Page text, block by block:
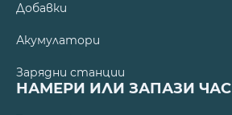
Добавки
Акумулатори
Зарядни станции
НАМЕРИ ИЛИ ЗАПАЗИ ЧАС